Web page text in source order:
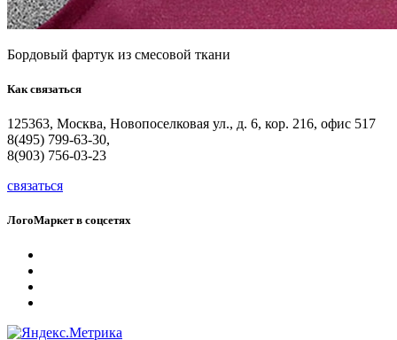
Бордовый фартук из смесовой ткани
Как связаться
125363, Москва, Новопоселковая ул., д. 6, кор. 216, офис 517
8(495) 799-63-30,
8(903) 756-03-23
связаться
ЛогоМаркет в соцсетях